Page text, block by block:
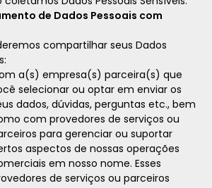
de Dados Pessoais com
compartilhar seus Dados
a(s) empresa(s) parceira(s) que
selecionar ou optar em enviar os
dados, dúvidas, perguntas etc., bem
com provedores de serviços ou
para gerenciar ou suportar
aspectos de nossas operações
em nosso nome. Esses
de serviços ou parceiros